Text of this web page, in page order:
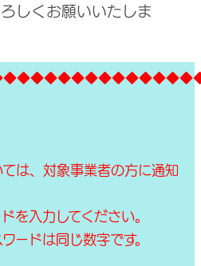
しくお願いいたしま
は、対象事業者の方に通知
を入力してください。
ードは同じ数字です。